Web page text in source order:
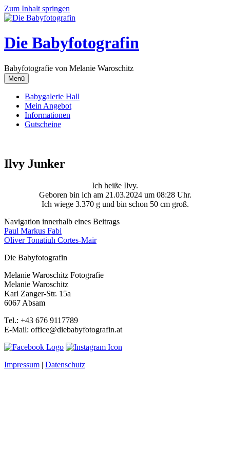
Zum Inhalt springen
Die Babyfotografin
Babyfotografie von Melanie Waroschitz
Menü
Babygalerie Hall
Mein Angebot
Informationen
Gutscheine
Ilvy Junker
Ich heiße Ilvy.
Geboren bin ich am 21.03.2024 um 08:28 Uhr.
Ich wiege 3.370 g und bin schon 50 cm groß.
Navigation innerhalb eines Beitrags
Paul Markus Fabi
Oliver Tonatiuh Cortes-Mair
Die Babyfotografin
Melanie Waroschitz Fotografie
Melanie Waroschitz
Karl Zanger-Str. 15a
6067 Absam
Tel.: +43 676 9117789
E-Mail: office@diebabyfotografin.at
Impressum | Datenschutz